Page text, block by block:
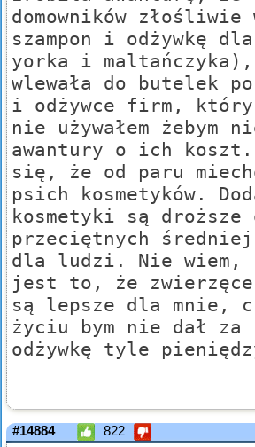
domowników
szampon i odżywkę dla
yorka i
wlewała do butelek po
i odżywce firm,
nie używałem żebym
awantury o ich koszt.
się, że od paru
psich kosmetyków.
kosmetyki są droższe
przeciętnych
dla ludzi. Nie wiem,
jest to, że zwierzęce
są lepsze dla mnie,
życiu bym nie dał za
odżywkę tyle
#14884 822